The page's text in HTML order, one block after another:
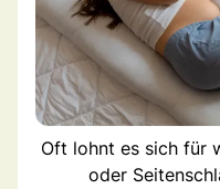
Oft lohnt es sich für
oder